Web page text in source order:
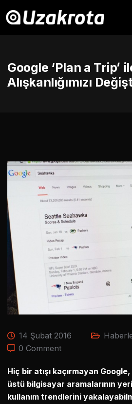
Google ‘Plan a Trip’
Alışkanlığımızı
14 Şubat 2016
0 Comment
Hiç bir atışı kaçırmayan
üstü bilgisayar aramalarının
kullanım trendlerini